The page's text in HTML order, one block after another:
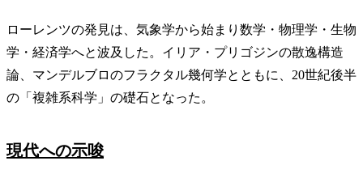
ローレンツの発見は、気象学から始まり数学・物理学・生物
学・経済学へと波及した。イリア・プリゴジンの散逸構造
論、マンデルブロのフラクタル幾何学とともに、20世紀後半
の「複雑系科学」の礎石となった。
現代への示唆